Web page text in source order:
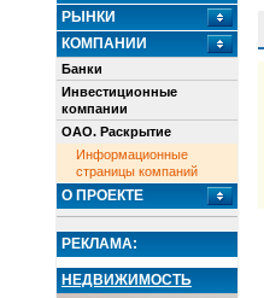
РЫНКИ
КОМПАНИИ
Банки
Инвестиционные
компании
ОАО. Раскрытие
Информационные
страницы компаний
О ПРОЕКТЕ
РЕКЛАМА:
НЕДВИЖИМОСТЬ